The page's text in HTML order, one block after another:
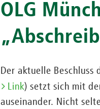
OLG
Der aktuelle
Link) setzt sich mit
auseinander. Nicht